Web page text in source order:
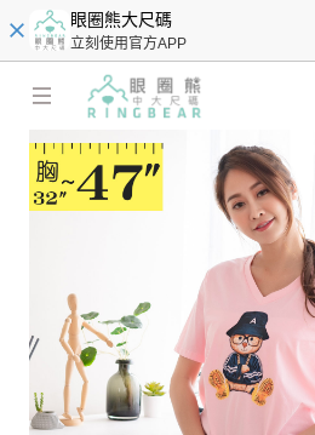
眼圈熊大尺碼
立刻使用官方APP